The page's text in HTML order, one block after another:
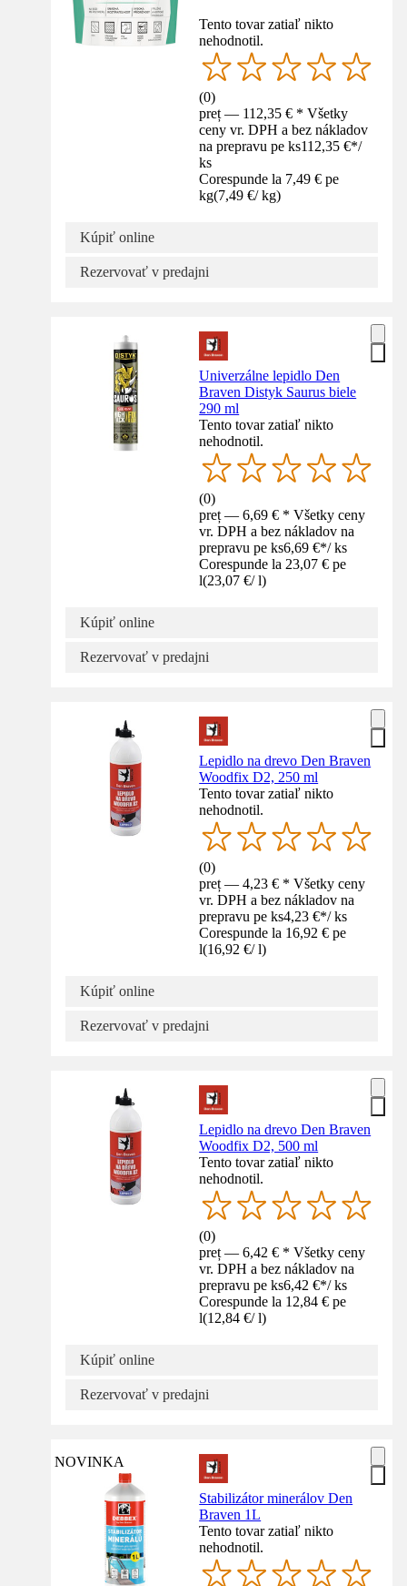
Tento tovar zatiaľ nikto
nehodnotil.
(0)
preț — 112,35 € * Všetky
ceny vr. DPH a bez nákladov
na prepravu pe ks112,35 €*/
ks
Corespunde la 7,49 € pe
kg(7,49 €/ kg)
Kúpiť online
Rezervovať v predajni
Univerzálne lepidlo Den
Braven Distyk Saurus biele
290 ml
Tento tovar zatiaľ nikto
nehodnotil.
(0)
preț — 6,69 € * Všetky ceny
vr. DPH a bez nákladov na
prepravu pe ks6,69 €*/ ks
Corespunde la 23,07 € pe
l(23,07 €/ l)
Kúpiť online
Rezervovať v predajni
Lepidlo na drevo Den Braven
Woodfix D2, 250 ml
Tento tovar zatiaľ nikto
nehodnotil.
(0)
preț — 4,23 € * Všetky ceny
vr. DPH a bez nákladov na
prepravu pe ks4,23 €*/ ks
Corespunde la 16,92 € pe
l(16,92 €/ l)
Kúpiť online
Rezervovať v predajni
Lepidlo na drevo Den Braven
Woodfix D2, 500 ml
Tento tovar zatiaľ nikto
nehodnotil.
(0)
preț — 6,42 € * Všetky ceny
vr. DPH a bez nákladov na
prepravu pe ks6,42 €*/ ks
Corespunde la 12,84 € pe
l(12,84 €/ l)
Kúpiť online
Rezervovať v predajni
NOVINKA
Stabilizátor minerálov Den
Braven 1L
Tento tovar zatiaľ nikto
nehodnotil.